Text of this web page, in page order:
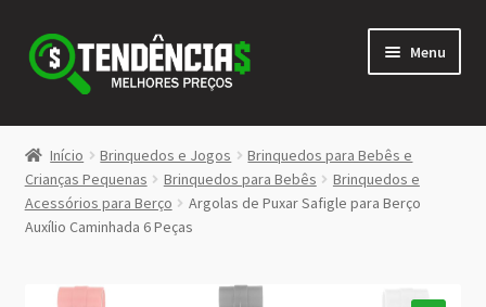
Pular
para
navegação
Pular
para
conteúdo
Menu
LOJA
<>
Início Brinquedos e Jogos
Brinquedos para Bebês e
Crianças Pequenas
Brinquedos para Bebês
Brinquedos e
Acessórios para Berço
Argolas de Puxar Safigle para Berço
Auxílio Caminhada 6 Peças